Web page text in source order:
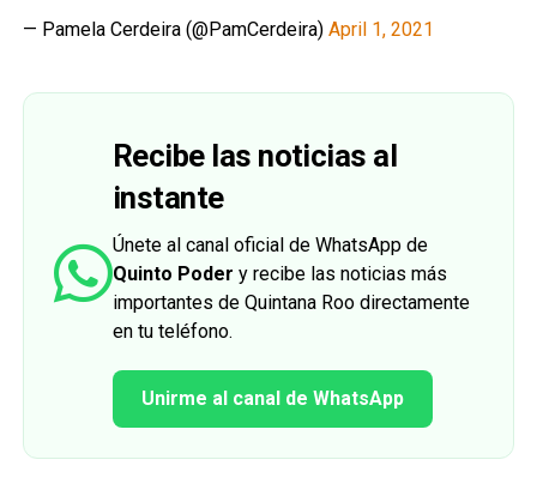
— Pamela Cerdeira (@PamCerdeira) April 1, 2021
Recibe las noticias al
instante
Únete al canal oficial de WhatsApp de
Quinto Poder y recibe las noticias más
importantes de Quintana Roo directamente
en tu teléfono.
Unirme al canal de WhatsApp